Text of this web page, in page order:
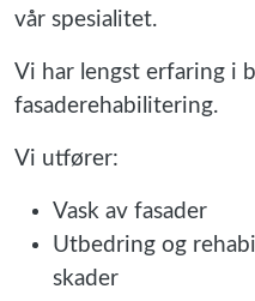
vår spesialitet.
Vi har lengst erfaring i
fasaderehabilitering.
Vi utfører:
Vask av fasader
Utbedring og
skader